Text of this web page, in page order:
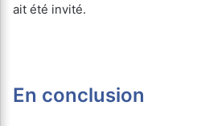
ait été invité.
En conclusion